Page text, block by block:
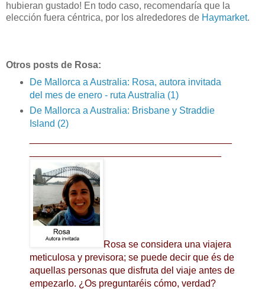
hubieran gustado! En todo caso, recomendaría que la
elección fuera céntrica, por los alrededores de Haymarket.
Otros posts de Rosa:
De Mallorca a Australia: Rosa, autora invitada
del mes de enero - ruta Australia (1)
De Mallorca a Australia: Brisbane y Straddie
Island (2)
Rosa se considera una viajera
meticulosa y previsora; se puede decir que és de
aquellas personas que disfruta del viaje antesde
empezarlo. ¿Os preguntaréis cómo, verdad?